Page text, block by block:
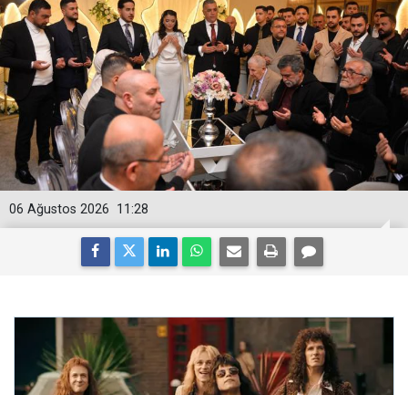
11:28
06 Ağustos 2026